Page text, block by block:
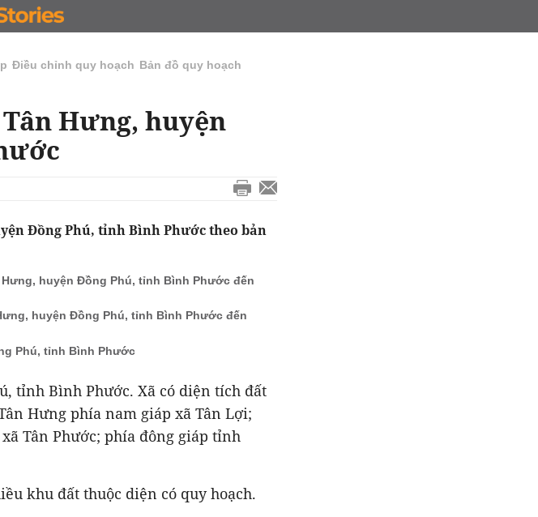
KINH DOANH
Điều chỉnh quy hoạch Bản đồ quy hoạch
Hưng, huyện
Đồng Phú, tỉnh Bình Phước theo bản
huyện Đồng Phú, tỉnh Bình Phước đến
huyện Đồng Phú, tỉnh Bình Phước đến
Phú, tỉnh Bình Phước
tỉnh Bình Phước. Xã có diện tích đất
Hưng phía nam giáp xã Tân Lợi;
Tân Phước; phía đông giáp tỉnh
khu đất thuộc diện có quy hoạch.